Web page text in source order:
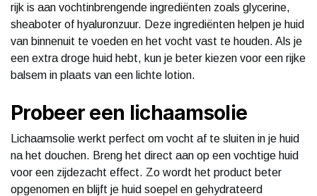
rijk is aan vochtinbrengende ingrediënten zoals glycerine,
sheaboter of hyaluronzuur. Deze ingrediënten helpen je huid
van binnenuit te voeden en het vocht vast te houden. Als je
een extra droge huid hebt, kun je beter kiezen voor een rijke
balsem in plaats van een lichte lotion.
Probeer een lichaamsolie
Lichaamsolie werkt perfect om vocht af te sluiten in je huid
na het douchen. Breng het direct aan op een vochtige huid
voor een zijdezacht effect. Zo wordt het product beter
opgenomen en blijft je huid soepel en gehydrateerd